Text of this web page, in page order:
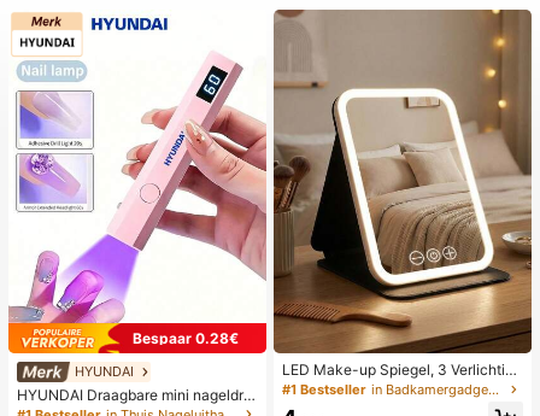
Bespaar 0.28€
HYUNDAI
HYUNDAI Draagbare mini nageldro
ger, oplaadbare handlamp UV/LED
LED Make-up Spiegel, 3 Verlichting
smodi, Verstelbare Helderheid, Draa
gbaar Vouwbaar Ontwerp, Geschikt
#1 Bestseller in Badkamergadgets die favoriet zijn bij klanten B